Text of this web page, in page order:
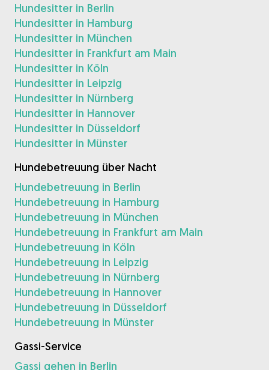
Hundesitter in Berlin
Hundesitter in Hamburg
Hundesitter in München
Hundesitter in Frankfurt am Main
Hundesitter in Köln
Hundesitter in Leipzig
Hundesitter in Nürnberg
Hundesitter in Hannover
Hundesitter in Düsseldorf
Hundesitter in Münster
Hundebetreuung über Nacht
Hundebetreuung in Berlin
Hundebetreuung in Hamburg
Hundebetreuung in München
Hundebetreuung in Frankfurt am Main
Hundebetreuung in Köln
Hundebetreuung in Leipzig
Hundebetreuung in Nürnberg
Hundebetreuung in Hannover
Hundebetreuung in Düsseldorf
Hundebetreuung in Münster
Gassi-Service
Gassi gehen in Berlin